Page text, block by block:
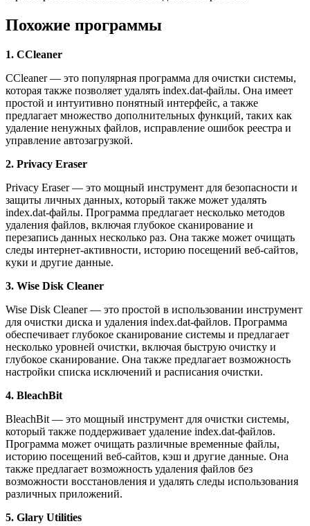
Похожие программы
1. CCleaner
CCleaner — это популярная программа для очистки системы,
которая также позволяет удалять index.dat-файлы. Она имеет
простой и интуитивно понятный интерфейс, а также
предлагает множество дополнительных функций, таких как
удаление ненужных файлов, исправление ошибок реестра и
управление автозагрузкой.
2. Privacy Eraser
Privacy Eraser — это мощный инструмент для безопасности и
защиты личных данных, который также может удалять
index.dat-файлы. Программа предлагает несколько методов
удаления файлов, включая глубокое сканирование и
перезапись данных несколько раз. Она также может очищать
следы интернет-активности, историю посещений веб-сайтов,
куки и другие данные.
3. Wise Disk Cleaner
Wise Disk Cleaner — это простой в использовании инструмент
для очистки диска и удаления index.dat-файлов. Программа
обеспечивает глубокое сканирование системы и предлагает
несколько уровней очистки, включая быструю очистку и
глубокое сканирование. Она также предлагает возможность
настройки списка исключений и расписания очистки.
4. BleachBit
BleachBit — это мощный инструмент для очистки системы,
который также поддерживает удаление index.dat-файлов.
Программа может очищать различные временные файлы,
историю посещений веб-сайтов, кэш и другие данные. Она
также предлагает возможность удаления файлов без
возможности восстановления и удалять следы использования
различных приложений.
5. Glary Utilities